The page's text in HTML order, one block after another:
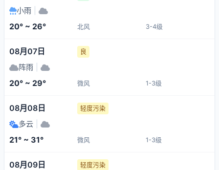
小雨
20° ~ 26° 北风 3-4级
08月07日 良
阵雨
20° ~ 29° 微风 1-3级
08月08日 轻度污染
多云
21° ~ 31° 微风 1-3级
08月09日 轻度污染